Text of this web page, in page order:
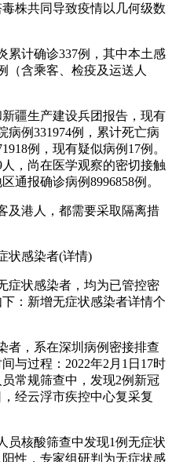
株共同导致疫情以几何级数
累计确诊337例，其中本土感
（含乘客、检疫及运送人
疆生产建设兵团报告，现有
病例331974例，累计死亡病
例，现有疑似病例17例。
，尚在医学观察的密切接触
通报确诊病例8996858例。
及港人，都需要采取隔离措
状感染者(详情)
症状感染者，均为已管控密
：新增无症状感染者详情个
者，系在深圳病例密接排查
与过程：2022年2月1日17时
常规筛查中，发现2例新冠
经云浮市疾控中心复采复
员核酸筛查中发现1例无症状
性，专家组研判为无症状感